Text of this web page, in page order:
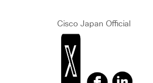
Cisco Japan Official